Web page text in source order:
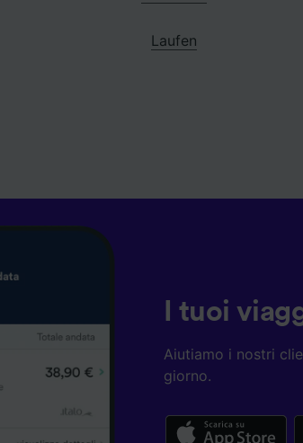
Laufen
I tuoi
Aiutiamo i nostri
giorno.